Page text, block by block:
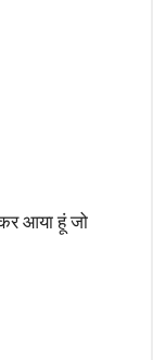
आया हूं जो